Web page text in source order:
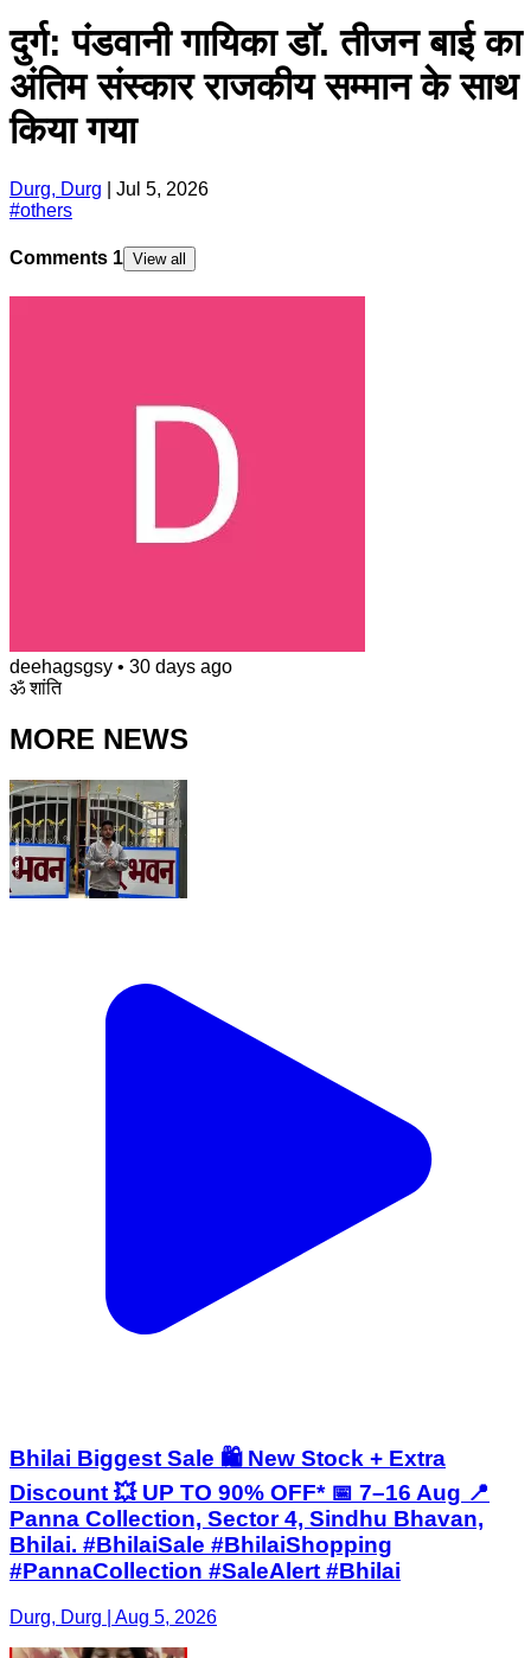
दुर्ग: पंडवानी गायिका डॉ. तीजन बाई का
अंतिम संस्कार राजकीय सम्मान के साथ
किया गया
Durg, Durg
Jul 5, 2026
#others
Comments 1 View all
deehagsgsy • 30 days ago
ॐ शांति
MORE NEWS
Bhilai Biggest Sale 🛍️ New Stock + Extra
Discount 💥 UP TO 90% OFF* 📅 7–16 Aug 📍
Panna Collection, Sector 4, Sindhu Bhavan,
Bhilai. #BhilaiSale #BhilaiShopping
#PannaCollection #SaleAlert #Bhilai
Durg, Durg | Aug 5, 2026